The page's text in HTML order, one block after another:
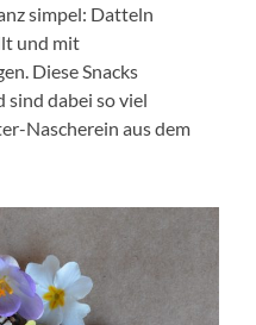
simpel: Datteln
und mit
Diese Snacks
sind dabei so viel
Nascherein aus dem